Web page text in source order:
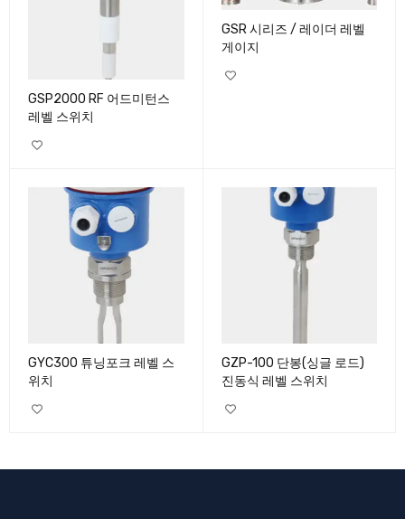
GSP2000 RF 어드미턴스
레벨 스위치
GSR 시리즈 / 레이더 레벨
게이지
GYC300 튜닝포크 레벨 스
위치
GZP-100 단봉(싱글 로드)
진동식 레벨 스위치